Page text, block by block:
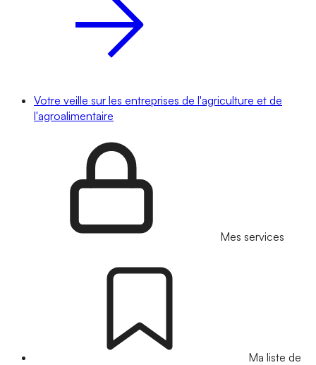
Votre veille sur les entreprises de l'agriculture et de
l'agroalimentaire
Mes services
Ma liste de